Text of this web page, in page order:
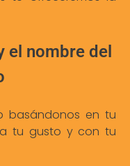
el nombre del
basándonos en tu
tu gusto y con tu